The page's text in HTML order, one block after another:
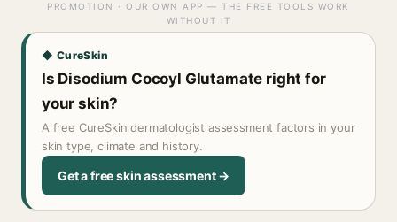
PROMOTION · OUR OWN APP — THE FREE TOOLS WORK
WITHOUT IT
◆ CureSkin
Is Disodium Cocoyl Glutamate right for
your skin?
A free CureSkin dermatologist assessment factors in your
skin type, climate and history.
Get a free skin assessment →